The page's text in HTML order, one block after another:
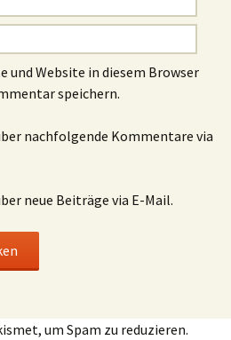
und Website in diesem Browser
speichern.
nachfolgende Kommentare via
neue Beiträge via E-Mail.
um Spam zu reduzieren.